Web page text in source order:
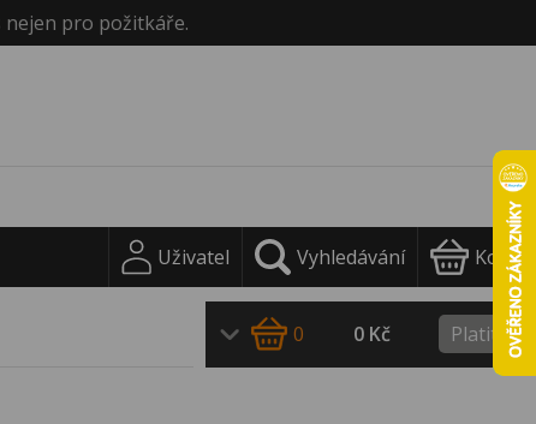
nejen pro požitkáře.
Uživatel Vyhledávání Košík
0 0 Kč Platit